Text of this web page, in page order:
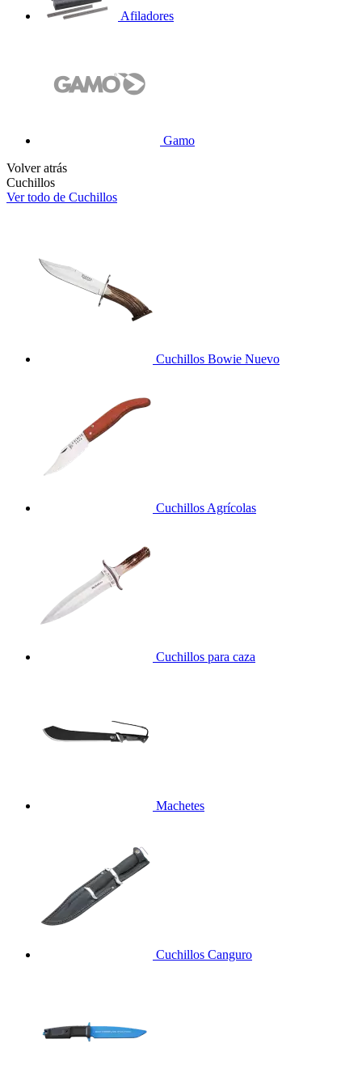
Afiladores
Gamo
Volver atrás
Cuchillos
Ver todo de Cuchillos
Cuchillos Bowie Nuevo
Cuchillos Agrícolas
Cuchillos para caza
Machetes
Cuchillos Canguro